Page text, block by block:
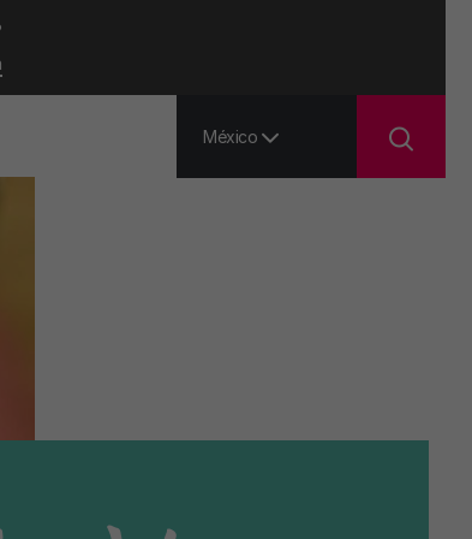
México